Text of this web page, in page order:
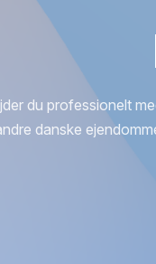
du professionelt
danske